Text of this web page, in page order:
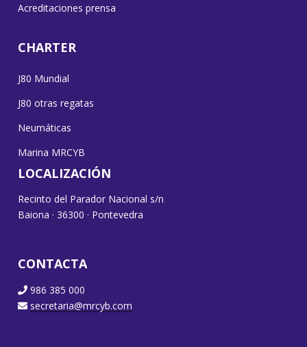
Acreditaciones prensa
CHARTER
J80 Mundial
J80 otras regatas
Neumáticas
Marina MRCYB
LOCALIZACIÓN
Recinto del Parador Nacional s/n
Baiona · 36300 · Pontevedra
CONTACTA
986 385 000
secretaria@mrcyb.com